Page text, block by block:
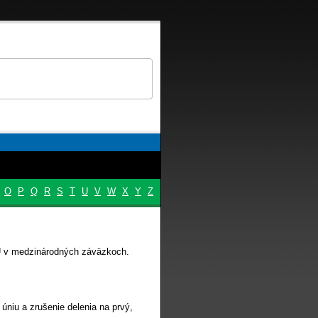
O P Q R S T U V W X Y Z
medzinárodných záväzkoch.
a zrušenie delenia na prvý,